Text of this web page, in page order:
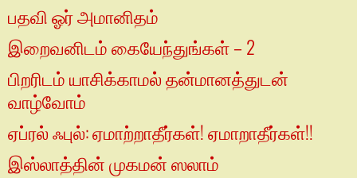
பதவி ஓர் அமானிதம்
இறைவனிடம் கையேந்துங்கள் – 2
பிறரிடம் யாசிக்காமல் தன்மானத்துடன்
வாழ்வோம்
ஏப்ரல் ஃபுல்: ஏமாற்றாதீர்கள்! ஏமாறாதீர்கள்!!
இஸ்லாத்தின் முகமன் ஸலாம்